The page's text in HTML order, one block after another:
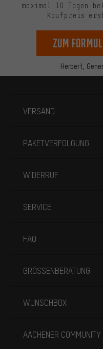
Herbert,
maximal 10 Tagen
Kaufpreis
zum
VERSAND
PAKETVERFOLGUNG
WIDERRUF
SERVICE
FAQ
GRÖSSENBERATUNG
WUNSCHBOX
AACHENER COMMUNITY